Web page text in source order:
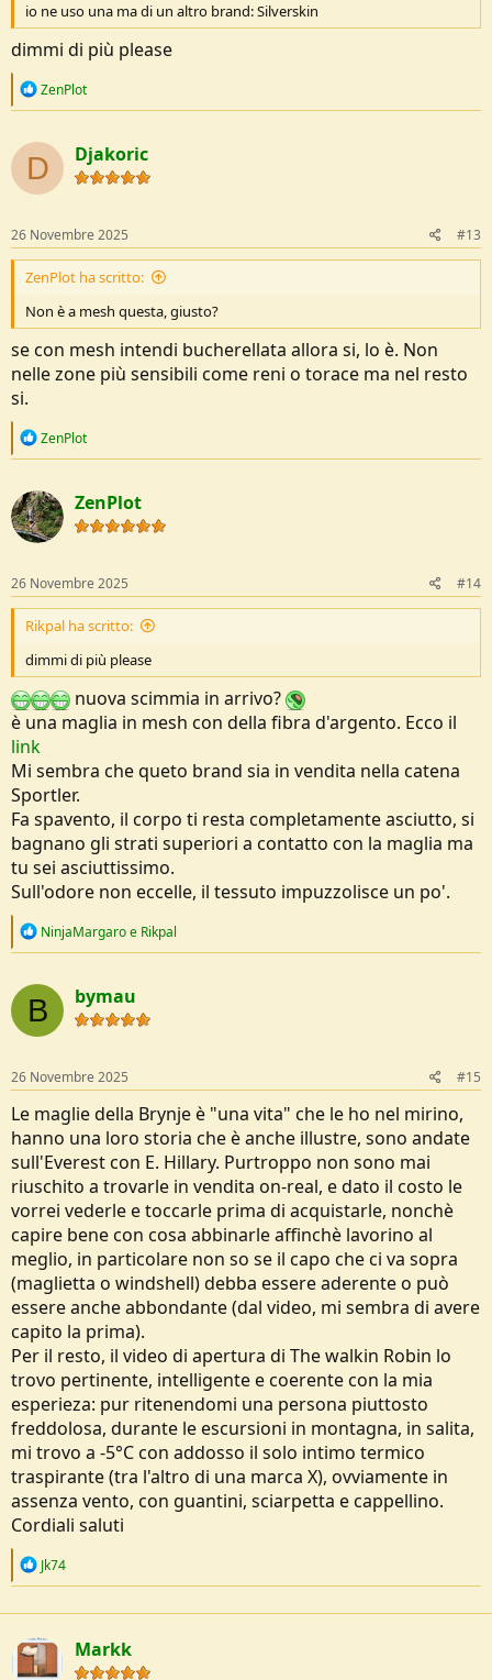
io ne uso una ma di un altro brand: Silverskin
dimmi di più please
R
c
t
i
o
s
:
ZenPlot
D Djakoric
26 Novembre 2025 #13
ZenPlot ha scritto:
Non è a mesh questa, giusto?
se con mesh intendi bucherellata allora si, lo è. Non
nelle zone più sensibili come reni o torace ma nel resto
si.
R
c
t
i
o
s
:
ZenPlot
ZenPlot
26 Novembre 2025 #14
Rikpal ha scritto:
dimmi di più please
nuova scimmia in arrivo?
è una maglia in mesh con della fibra d'argento. Ecco il
link
Mi sembra che queto brand sia in vendita nella catena
Sportler.
Fa spavento, il corpo ti resta completamente asciutto, si
bagnano gli strati superiori a contatto con la maglia ma
tu sei asciuttissimo.
Sull'odore non eccelle, il tessuto impuzzolisce un po'.
R
c
t
i
o
s
:
NinjaMargaroe Rikpal
B bymau
26 Novembre 2025 #15
Le maglie della Brynje è "una vita" che le ho nel mirino,
hanno una loro storia che è anche illustre, sono andate
sull'Everest con E. Hillary. Purtroppo non sono mai
riuschito a trovarle in vendita on-real, e dato il costo le
vorrei vederle e toccarle prima di acquistarle, nonchè
capire bene con cosa abbinarle affinchè lavorino al
meglio, in particolare non so se il capo che ci va sopra
(maglietta o windshell) debba essere aderente o può
essere anche abbondante (dal video, mi sembra di avere
capito la prima).
Per il resto, il video di apertura di The walkin Robin lo
trovo pertinente, intelligente e coerente con la mia
esperieza: pur ritenendomi una persona piuttosto
freddolosa, durante le escursioni in montagna, in salita,
mi trovo a -5°C con addosso il solo intimo termico
traspirante (tra l'altro di una marca X), ovviamente in
assenza vento, con guantini, sciarpetta e cappellino.
Cordiali saluti
R
c
i
o
Jk74
Markk